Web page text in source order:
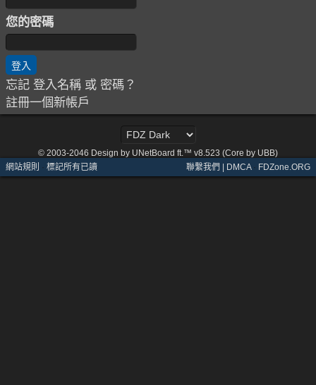
您的密碼
忘記 登入名稱 或 密碼？
註冊一個新帳戶
© 2003-2046 Design by UNetBoard ft.™ v8.523 (Core by UBB)
網站規則 · 標記所有已讀 聯繫我們 | DMCA· FDZone.ORG